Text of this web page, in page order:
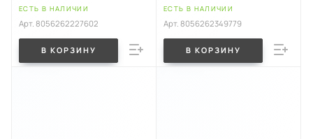
ЕСТЬ В НАЛИЧИИ
Арт. 8056262227602
В КОРЗИНУ
ЕСТЬ В НАЛИЧИИ
Арт. 8056262349779
В КОРЗИНУ